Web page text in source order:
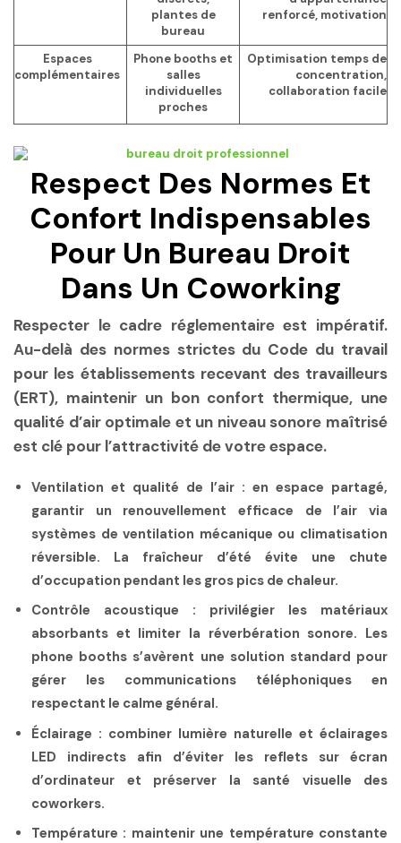
plantes de
bureau
renforcé, motivation
Espaces
complémentaires
Phone booths et
salles
individuelles
proches
Optimisation temps de
concentration,
collaboration facile
Respect Des Normes Et
Confort Indispensables
Pour Un Bureau Droit
Dans Un Coworking
Respecter le cadre réglementaire est impératif.
Au-delà des normes strictes du Code du travail
pour les établissements recevant des travailleurs
(ERT), maintenir un bon confort thermique, une
qualité d’air optimale et un niveau sonore maîtrisé
est clé pour l’attractivité de votre espace.
Ventilation et qualité de l’air : en espace partagé,
garantir un renouvellement efficace de l’air via
systèmes de ventilation mécanique ou climatisation
réversible. La fraîcheur d’été évite une chute
d’occupation pendant les gros pics de chaleur.
Contrôle acoustique : privilégier les matériaux
absorbants et limiter la réverbération sonore. Les
phone booths s’avèrent une solution standard pour
gérer les communications téléphoniques en
respectant le calme général.
Éclairage : combiner lumière naturelle et éclairages
LED indirects afin d’éviter les reflets sur écran
d’ordinateur et préserver la santé visuelle des
coworkers.
Température : maintenir une température constante